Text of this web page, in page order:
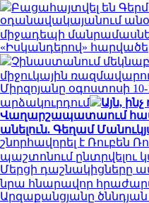
Բացահայտվել են
օդանավակայանում
միջադեպի
«Իսկանդերով»
Չինաստանում
միջուկային
Միրզոյանը օգոստոսի 10-
արձակուրդում
Այն,
Վաղարշապատաում
անելուն. Գեղամ
շնորհավորել է Ռուբեն
պաշտոնում ընտրվելու
Մերցի դաշնակիցները
նրա հնարավոր
Արզաքանցյանը